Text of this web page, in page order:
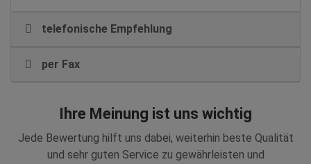
telefonische Empfehlung
per Fax
Ihre Meinung ist uns wichtig
Jede Bewertung hilft uns dabei, weiterhin beste Qualität
und sehr guten Service zu gewährleisten und